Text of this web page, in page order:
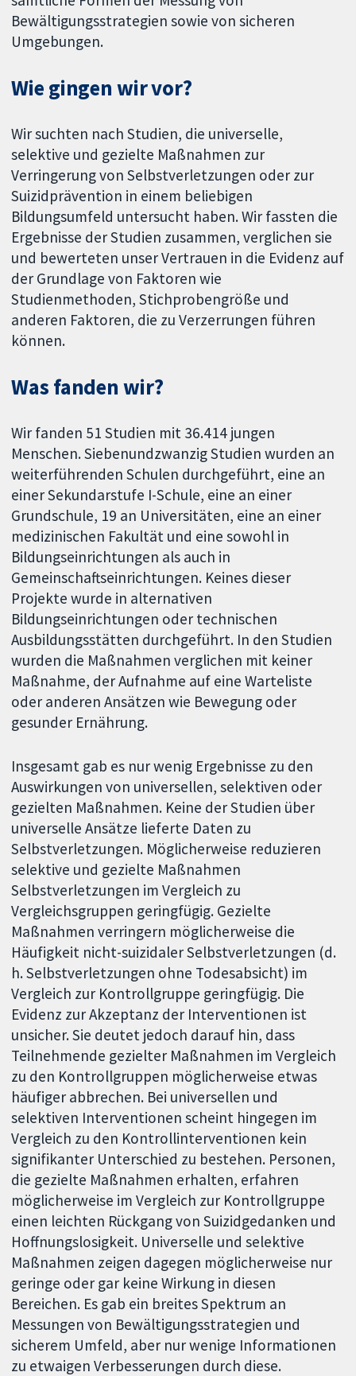
Bewältigungsstrategien sowie von sicheren
Umgebungen.
Wie gingen wir vor?
Wir suchten nach Studien, die universelle,
selektive und gezielte Maßnahmen zur
Verringerung von Selbstverletzungen oder zur
Suizidprävention in einem beliebigen
Bildungsumfeld untersucht haben. Wir fassten die
Ergebnisse der Studien zusammen, verglichen sie
und bewerteten unser Vertrauen in die Evidenz auf
der Grundlage von Faktoren wie
Studienmethoden, Stichprobengröße und
anderen Faktoren, die zu Verzerrungen führen
können.
Was fanden wir?
Wir fanden 51 Studien mit 36.414 jungen
Menschen. Siebenundzwanzig Studien wurden an
weiterführenden Schulen durchgeführt, eine an
einer Sekundarstufe I-Schule, eine an einer
Grundschule, 19 an Universitäten, eine an einer
medizinischen Fakultät und eine sowohl in
Bildungseinrichtungen als auch in
Gemeinschaftseinrichtungen. Keines dieser
Projekte wurde in alternativen
Bildungseinrichtungen oder technischen
Ausbildungsstätten durchgeführt. In den Studien
wurden die Maßnahmen verglichen mit keiner
Maßnahme, der Aufnahme auf eine Warteliste
oder anderen Ansätzen wie Bewegung oder
gesunder Ernährung.
Insgesamt gab es nur wenig Ergebnisse zu den
Auswirkungen von universellen, selektiven oder
gezielten Maßnahmen. Keine der Studien über
universelle Ansätze lieferte Daten zu
Selbstverletzungen. Möglicherweise reduzieren
selektive und gezielte Maßnahmen
Selbstverletzungen im Vergleich zu
Vergleichsgruppen geringfügig. Gezielte
Maßnahmen verringern möglicherweise die
Häufigkeit nicht-suizidaler Selbstverletzungen (d.
h. Selbstverletzungen ohne Todesabsicht) im
Vergleich zur Kontrollgruppe geringfügig. Die
Evidenz zur Akzeptanz der Interventionen ist
unsicher. Sie deutet jedoch darauf hin, dass
Teilnehmende gezielter Maßnahmen im Vergleich
zu den Kontrollgruppen möglicherweise etwas
häufiger abbrechen. Bei universellen und
selektiven Interventionen scheint hingegen im
Vergleich zu den Kontrollinterventionen kein
signifikanter Unterschied zu bestehen. Personen,
die gezielte Maßnahmen erhalten, erfahren
möglicherweise im Vergleich zur Kontrollgruppe
einen leichten Rückgang von Suizidgedanken und
Hoffnungslosigkeit. Universelle und selektive
Maßnahmen zeigen dagegen möglicherweise nur
geringe oder gar keine Wirkung in diesen
Bereichen. Es gab ein breites Spektrum an
Messungen von Bewältigungsstrategien und
sicherem Umfeld, aber nur wenige Informationen
zu etwaigen Verbesserungen durch diese.